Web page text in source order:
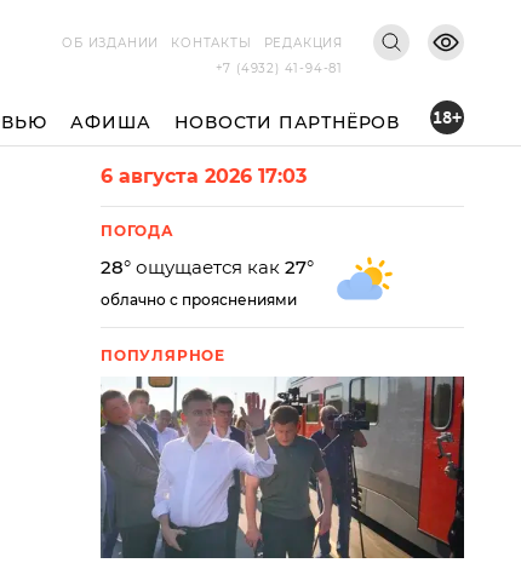
ОБ ИЗДАНИИ
КОНТАКТЫ
РЕДАКЦИЯ
+7 (4932) 41-94-81
АФИША НОВОСТИ ПАРТНЁРОВ 18+
6 августа 2026 17:03
ПОГОДА
28° ощущается как 27°
облачно с прояснениями
ПОПУЛЯРНОЕ